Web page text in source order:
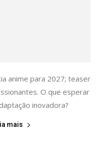
anime para 2027; teaser
O que esperar
inovadora?
mais